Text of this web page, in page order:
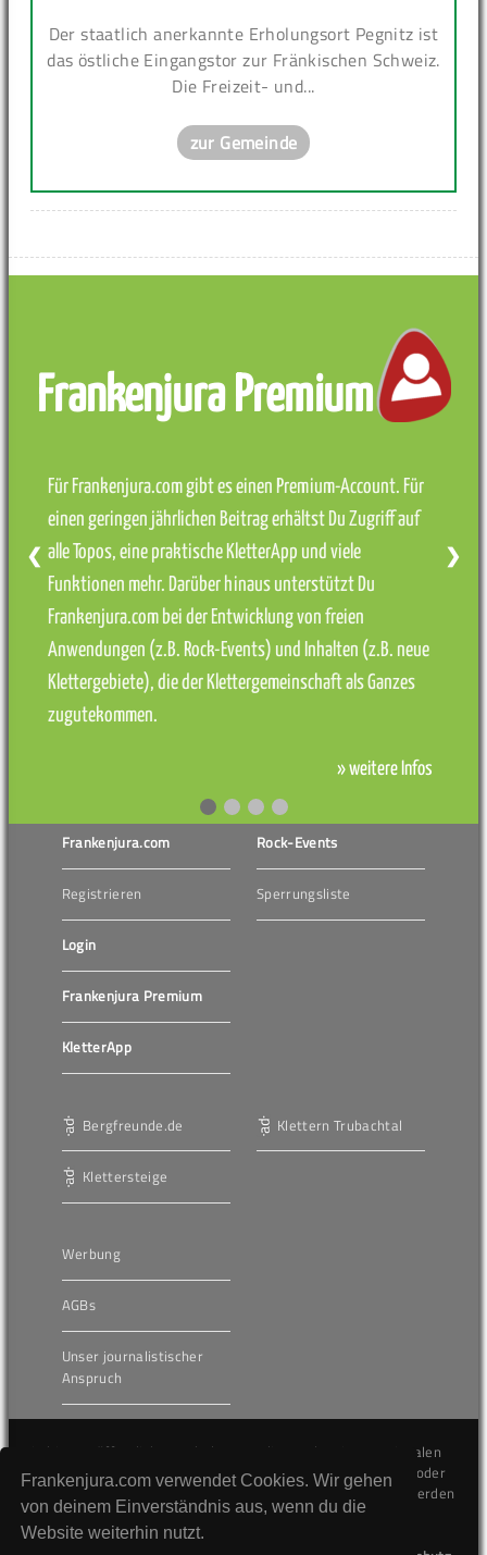
Frankenjura.com verwendet Cookies. Wir gehen
von deinem Einverständnis aus, wenn du die
Website weiterhin nutzt.
Der staatlich anerkannte Erholungsort Pegnitz ist
das östliche Eingangstor zur Fränkischen Schweiz.
Die Freizeit- und...
zur Gemeinde
Frankenjura Premium
Für Frankenjura.com gibt es einen Premium-Account. Für
einen geringen jährlichen Beitrag erhältst Du Zugriff auf
alle Topos, eine praktische KletterApp und viele
Funktionen mehr. Darüber hinaus unterstützt Du
Frankenjura.com bei der Entwicklung von freien
Anwendungen (z.B. Rock-Events) und Inhalten (z.B. neue
Klettergebiete), die der Klettergemeinschaft als Ganzes
zugutekommen.
» weitere Infos
❮ ❯
Frankenjura.com
Registrieren
Login
Frankenjura Premium
KletterApp
Rock-Events
Sperrungsliste
Bergfreunde.de
Klettersteige
Klettern Trubachtal
Werbung
AGBs
Unser journalistischer
Anspruch
Die hier veröffentlichten Inhalte unterliegen dem internationalen
Urheberrecht (Copyright) und dürfen nicht kopiert, verändert oder
unverändert wiederveröffentlicht werden. Gegen Verstöße werden
wir auf juristischem Wege vorgehen.